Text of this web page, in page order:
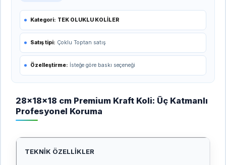
Kategori: TEK OLUKLU KOLİLER
Satış tipi: Çoklu Toptan satış
Özelleştirme: İsteğe göre baskı seçeneği
28x18x18 cm Premium Kraft Koli: Üç Katmanlı
Profesyonel Koruma
TEKNIK ÖZELLIKLER